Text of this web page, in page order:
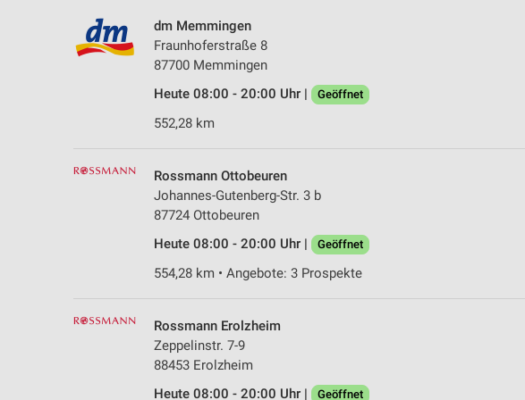
dm Memmingen
Fraunhoferstraße 8
87700 Memmingen
Heute 08:00 - 20:00 Uhr |
Geöffnet
552,28 km
Rossmann Ottobeuren
Johannes-Gutenberg-Str. 3 b
87724 Ottobeuren
Heute 08:00 - 20:00 Uhr |
Geöffnet
554,28 km • Angebote: 3 Prospekte
Rossmann Erolzheim
Zeppelinstr. 7-9
88453 Erolzheim
Heute 08:00 - 20:00 Uhr |
Geöffnet